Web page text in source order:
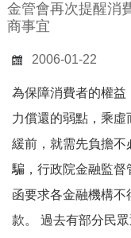
金管會再次提醒消
商事宜
2006-01-22
為保障消費者的權
力償還的弱點，乘
緩前，就需先負擔
騙，行政院金融監督
函要求各金融機構
款。 過去有部分民